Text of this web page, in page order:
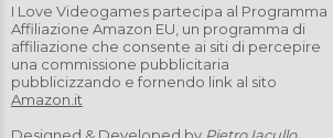
I Love Videogames partecipa al Programma
Affiliazione Amazon EU, un programma di
affiliazione che consente ai siti di percepire
una commissione pubblicitaria
pubblicizzando e fornendo link al sito
Amazon.it
Designed & Developed by Pietro Iacullo